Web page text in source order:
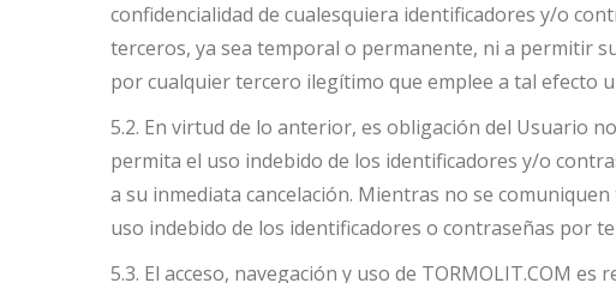
confidencialidad de cualesquiera identificadores y/o
terceros, ya sea temporal o permanente, ni a permitir
por cualquier tercero ilegítimo que emplee a tal efecto
5.2. En virtud de lo anterior, es obligación del Usuario
permita el uso indebido de los identificadores y/o
a su inmediata cancelación. Mientras no se
uso indebido de los identificadores o contraseñas por
5.3. El acceso, navegación y uso de TORMOLIT.COM